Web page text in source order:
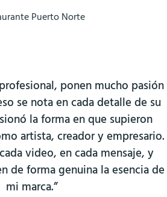
Puerto Norte
ponen mucho pasión
se nota en cada detalle de su
la forma en que supieron
artista, creador y empresario.
video, en cada mensaje, y
de forma genuina la esencia de
mi marca.”